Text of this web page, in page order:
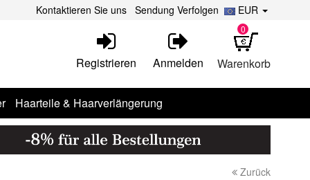
EUR
Kontaktieren Sie uns Sendung Verfolgen
Warenkorb
0
Registrieren Anmelden
Haarteile & Haarverlängerung
Zurück